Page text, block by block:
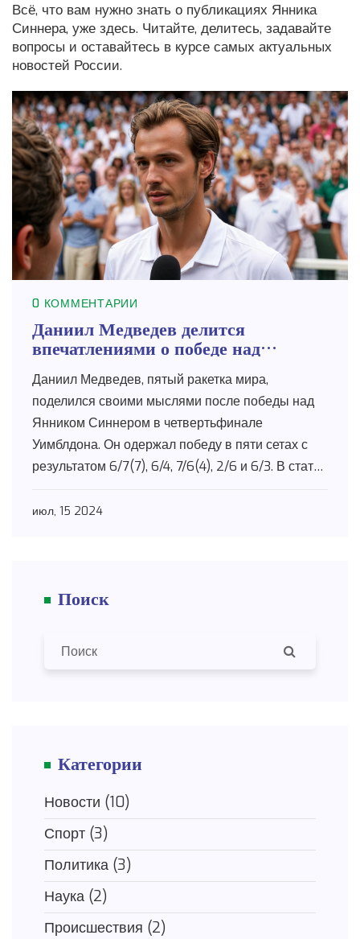
Всё, что вам нужно знать о публикациях Янника
Синнера, уже здесь. Читайте, делитесь, задавайте
вопросы и оставайтесь в курсе самых актуальных
новостей России.
0 КОММЕНТАРИИ
Даниил Медведев делится
впечатлениями о победе над
Даниил Медведев, пятый ракетка мира,
поделился своими мыслями после победы над
Янником Синнером в четвертьфинале
Уимблдона. Он одержал победу в пяти сетах с
результатом 6/7(7), 6/4, 7/6(4), 2/6 и 6/3. В статье
итоги.
июл, 15 2024
Поиск
Категории
Новости (10)
Спорт (3)
Политика (3)
Наука (2)
Происшествия (2)